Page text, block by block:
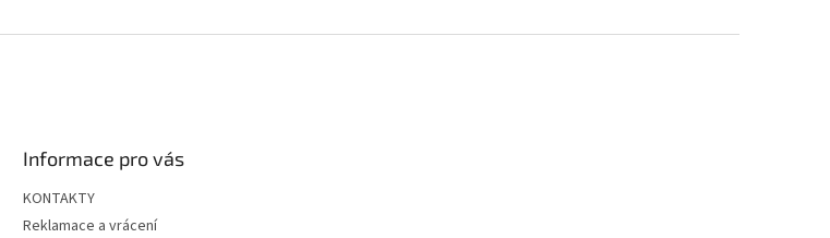
Informace pro vás
KONTAKTY
Reklamace a vrácení